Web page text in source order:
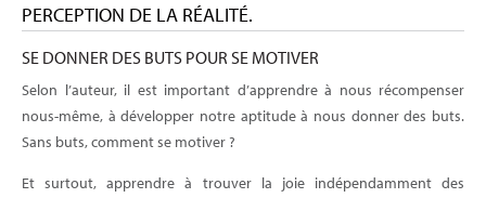
PERCEPTION DE LA RÉALITÉ.
SE DONNER DES BUTS POUR SE MOTIVER
Selon l’auteur, il est important d’apprendre à nous récompenser
nous-même, à développer notre aptitude à nous donner des buts.
Sans buts, comment se motiver ?
Et surtout, apprendre à trouver la joie indépendamment des